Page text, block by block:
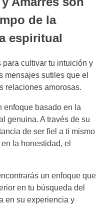
de la
espiritual
para cultivar tu intuición y
mensajes sutiles que el
relaciones amorosas.
enfoque basado en la
genuina. A través de su
de ser fiel a ti mismo
la honestidad, el
un enfoque que
en tu búsqueda del
en su experiencia y